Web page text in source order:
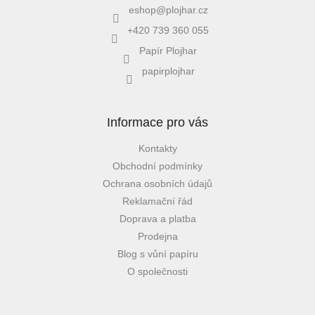
eshop@plojhar.cz
+420 739 360 055
Papír Plojhar
papirplojhar
Informace pro vás
Kontakty
Obchodní podmínky
Ochrana osobních údajů
Reklamační řád
Doprava a platba
Prodejna
Blog s vůní papíru
O společnosti